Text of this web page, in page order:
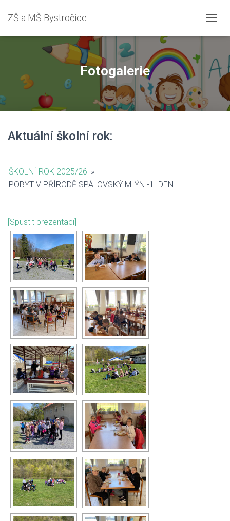
ZŠ a MŠ Bystročice
Fotogalerie
Aktuální školní rok:
ŠKOLNÍ ROK 2025/26 »
POBYT V PŘÍRODĚ SPÁLOVSKÝ MLÝN -1. DEN
[Spustit prezentaci]